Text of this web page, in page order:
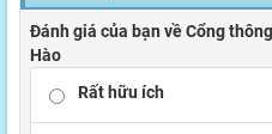
Đánh giá của bạn về Cổng
Hào
Rất hữu ích